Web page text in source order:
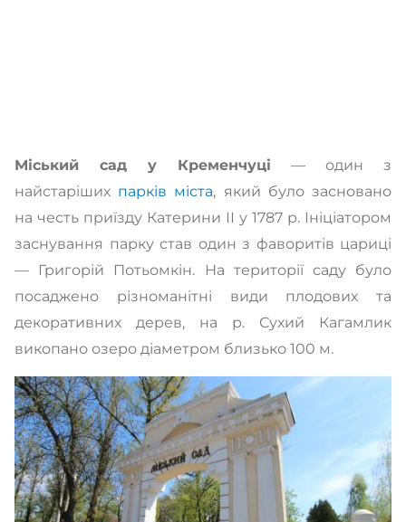
Міський сад у Кременчуці — один з
найстаріших парків міста, який було засновано
на честь приїзду Катерини ІІ у 1787 р. Ініціатором
заснування парку став один з фаворитів цариці
— Григорій Потьомкін. На території саду було
посаджено різноманітні види плодових та
декоративних дерев, на р. Сухий Кагамлик
викопано озеро діаметром близько 100 м.